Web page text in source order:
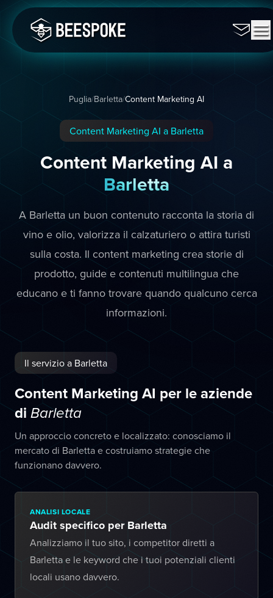
Puglia/Barletta/Content Marketing AI
Content Marketing AI a Barletta
Content Marketing AI a
Barletta
A Barletta un buon contenuto racconta la storia di
vino e olio, valorizza il calzaturiero o attira turisti
sulla costa. Il content marketing crea storie di
prodotto, guide e contenuti multilingua che
educano e ti fanno trovare quando qualcuno cerca
informazioni.
Il servizio a Barletta
Content Marketing AI per le aziende
di Barletta
Un approccio concreto e localizzato: conosciamo il
mercato di Barletta e costruiamo strategie che
funzionano davvero.
ANALISI LOCALE
Audit specifico per Barletta
Analizziamo il tuo sito, i competitor diretti a
Barletta e le keyword che i tuoi potenziali clienti
locali usano davvero.